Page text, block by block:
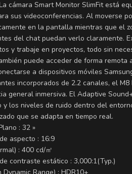
cámara Smart Monitor SlimFit está
sus videoconferencias. Al moverse
en la pantalla mientras que el
del chat puedan verlo claramente.
y trabaje en proyectos, todo sin
puede acceder de forma remota
a dispositivos móviles
incorporados de 2.2 canales, el
general inmersiva. El Adaptive
y los niveles de ruido dentro del
que se adapta en tiempo real.
: 32 »
aspecto : 16:9
: 400 cd/㎡
contraste estático : 3,000:1(Typ.)